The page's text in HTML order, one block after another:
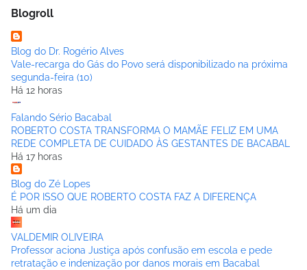
Blogroll
Blog do Dr. Rogério Alves
Vale-recarga do Gás do Povo será disponibilizado na próxima
segunda-feira (10)
Há 12 horas
Falando Sério Bacabal
ROBERTO COSTA TRANSFORMA O MAMÃE FELIZ EM UMA
REDE COMPLETA DE CUIDADO ÀS GESTANTES DE BACABAL
Há 17 horas
Blog do Zé Lopes
É POR ISSO QUE ROBERTO COSTA FAZ A DIFERENÇA
Há um dia
VALDEMIR OLIVEIRA
Professor aciona Justiça após confusão em escola e pede
retratação e indenização por danos morais em Bacabal